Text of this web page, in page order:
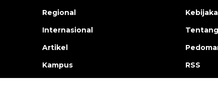
Regional
Internasional
Artikel
Kampus
RSS